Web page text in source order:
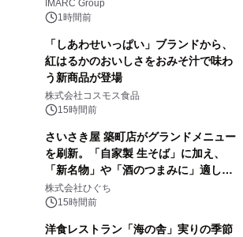
ドル 13 十億に達する見通しです。
IMARC Group
1時間前
「しあわせいっぱい」ブランドから、
紅はるかのおいしさをおみそ汁で味わ
う新商品が登場
株式会社コスモス食品
15時間前
さいさき屋 築町店がグランドメニュー
を刷新。「自家製 生そば」に加え、
「新名物」や「酒のつまみに」適した
一品料理を拡充
株式会社ひぐち
15時間前
洋食レストラン「海の舎」実りの季節